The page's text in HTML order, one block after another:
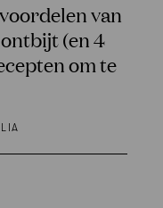
van
(en 4
om te